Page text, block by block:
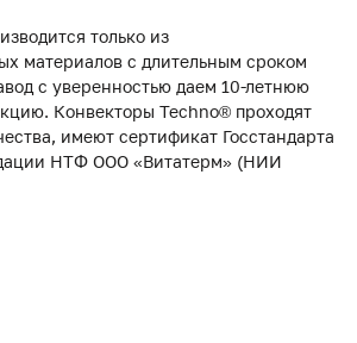
только из
материалов с длительным сроком
с уверенностью даем 10-летнюю
Конвекторы Techno® проходят
имеют сертификат Госстандарта
НТФ ООО «Витатерм» (НИИ